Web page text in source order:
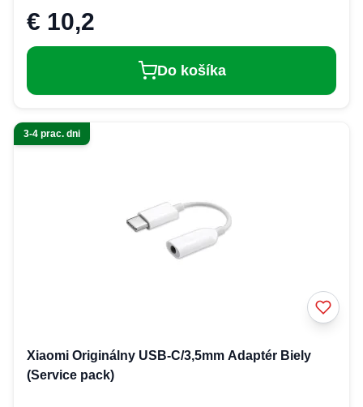
€ 10,2
Do košíka
3-4 prac. dni
Xiaomi Originálny USB-C/3,5mm Adaptér Biely
(Service pack)